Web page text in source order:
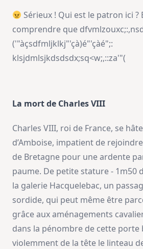
Sérieux ! Qui est le patron ici ?
comprendre que
('"àçsdfmljklkj"'çà)é"'çàé";:
klsjdmlsjkdsdsdx;sq<w;,::za'"(
La mort de Charles VIII
Charles VIII, roi de France, se
d’Amboise, impatient de
de Bretagne pour une ardente
paume. De petite stature - 1m50
la galerie Hacquelebac, un
sordide, qui peut même être
grâce aux aménagements
dans la pénombre de cette porte
violemment de la tête le linteau